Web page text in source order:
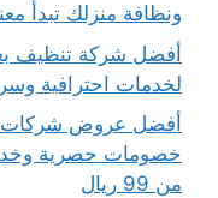
ونظافة منزلك تبدأ
لخدمات احترافية
خصومات حصرية
من 99 ريال